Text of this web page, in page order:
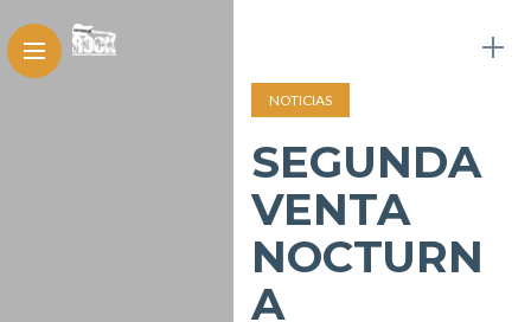
NOTICIAS
SEGUNDA
VENTA
NOCTURN
A